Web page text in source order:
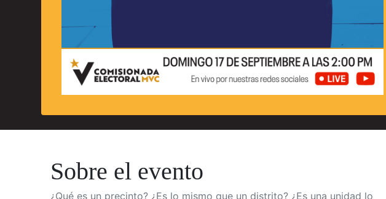
Sobre el evento
¿Qué es un precinto? ¿Es lo mismo que un distrito? ¿Es una unidad lo